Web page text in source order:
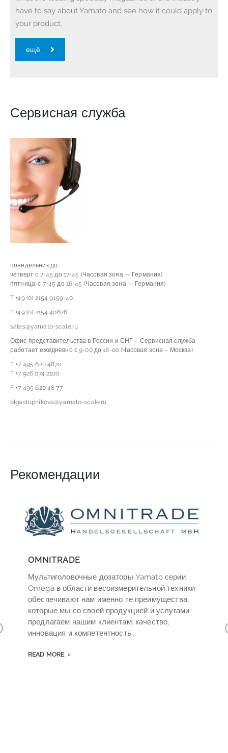
have to say about Yamato and see how it could apply to
your product.
ещё
Сервисная служба
понедельник до
четверг: с 7-45 до 17-45 (Часовая зона — Германия)
пятница: с 7-45 до 16-45 (Часовая зона — Германия)
T +49 (0) 2154 9159-40
F +49 (0) 2154 40626
sales@yamato-scale.ru
Офис представительства в России и СНГ – Сервисная служба
работает ежедневно с 9-00 до 18-00 (Часовая зона – Москва)
T +7 495 620 4870
T +7 926 074 2100
F +7 495 620 48 77
olgastupnikova@yamato-scale.ru
Рекомендации
OMNITRADE
Мультиголовочные дозаторы Yamato серии
Omega в области весоизмерительной техники
обеспечивают нам именно те преимущества,
которые мы со своей продукцией и услугами
предлагаем нашим клиентам: качество,
инновация и компетентность...
READ MORE